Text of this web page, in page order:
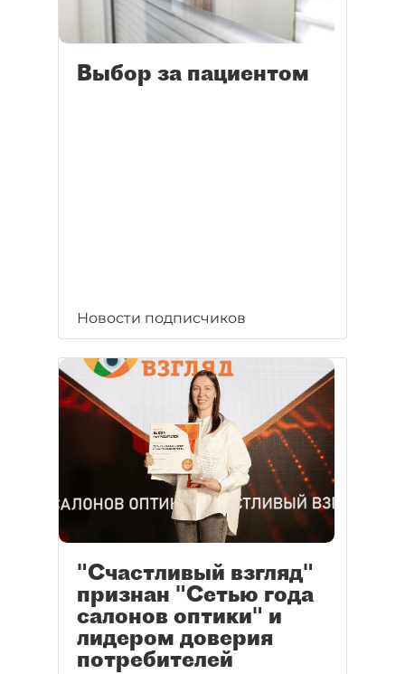
Выбор за пациентом
Новости подписчиков
"Счастливый взгляд"
признан "Сетью года
салонов оптики" и
лидером доверия
потребителей